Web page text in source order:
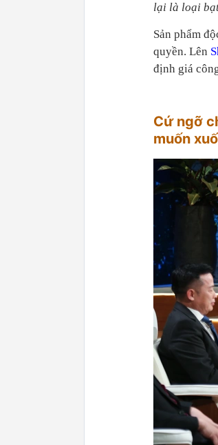
lại là loại
Sản phẩm
quyền. Lên
định giá
Cứ ngỡ
muốn